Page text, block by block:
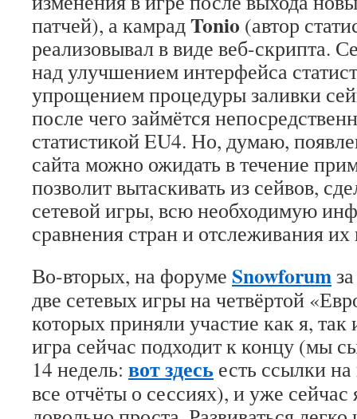
патчей), а камрадTonio (автор
реализовывал в виде веб-скрипта.
над улучшением интерфейса
упрощением процедуры заливки
после чего займётся
статистикой EU4. Но, думаю,
сайта можно ожидать в течение
позволит вытаскивать из сейвов,
сетевой игры, всю необходимую
сравнения стран и отслеживания их
Во-вторых, на форуме Snowforum
две сетевых игры на четвёртой
которых приняли участие как я,
игра сейчас подходит к концу (мы
14 недель: вот здесь есть ссылки
все отчёты о сессиях), и уже сейчас